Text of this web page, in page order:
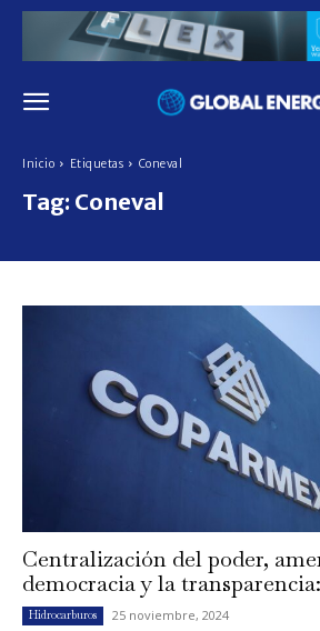
Inicio Etiquetas Coneval
Tag: Coneval
Centralización del poder,
democracia y la
Hidrocarburos 25 noviembre, 2024